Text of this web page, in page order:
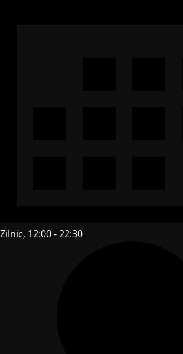
Zilnic, 12:00 - 22:30